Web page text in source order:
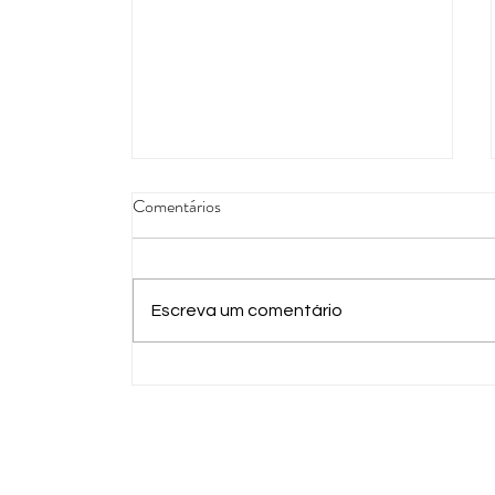
Comentários
Escreva um comentário